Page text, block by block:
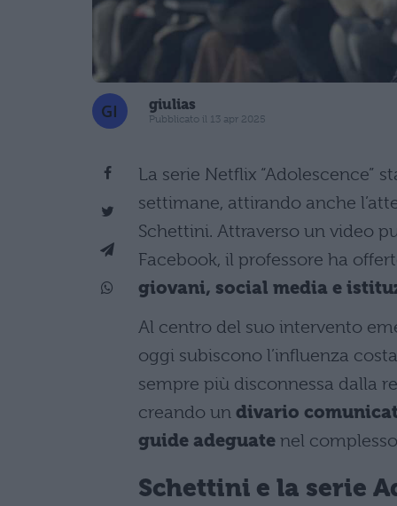
giulias
Pubblicato il 13 apr 2025
La serie Netflix “Adolescence”
settimane, attirando anche
Schettini. Attraverso un video
Facebook, il professore ha
giovani, social media e
Al centro del suo intervento
oggi subiscono l’influenza
sempre più disconnessa dalla
creando un divario
guide adeguate nel
Schettini e la serie